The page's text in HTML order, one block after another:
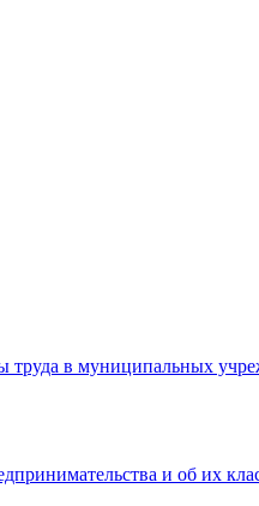
труда в муниципальных
и об их